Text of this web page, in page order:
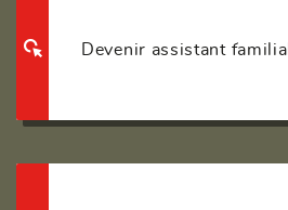
Devenir assistant familial